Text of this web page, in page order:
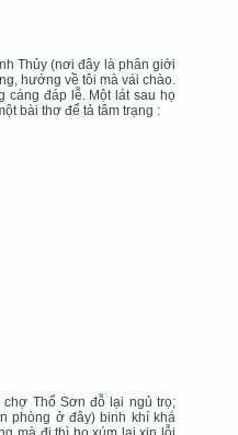
Thủy (nơi đây là phân giới
hướng về tôi mà vái chào.
cáng đáp lễ. Một lát sau họ
bài thơ để tả tâm trạng :
Thổ Sơn đỗ lại ngủ trọ;
phòng ở đây) binh khí khá